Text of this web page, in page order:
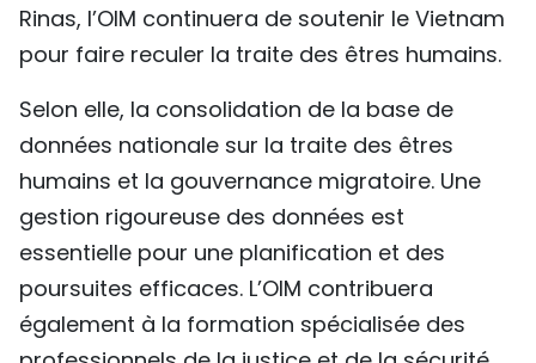
Rinas, l’OIM continuera de soutenir le Vietnam
pour faire reculer la traite des êtres humains.
Selon elle, la consolidation de la base de
données nationale sur la traite des êtres
humains et la gouvernance migratoire. Une
gestion rigoureuse des données est
essentielle pour une planification et des
poursuites efficaces. L’OIM contribuera
également à la formation spécialisée des